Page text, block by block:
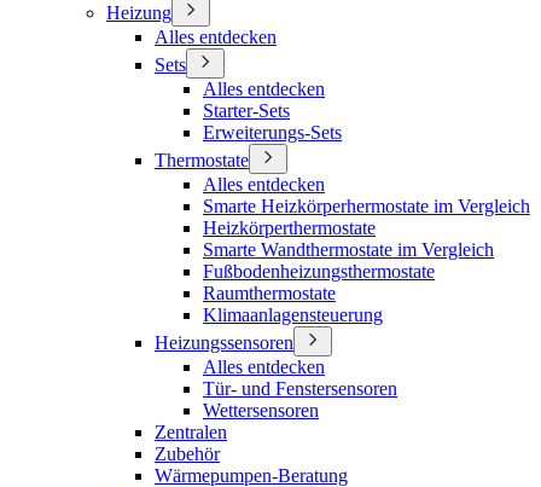
Heizung
Alles entdecken
Sets
Alles entdecken
Starter-Sets
Erweiterungs-Sets
Thermostate
Alles entdecken
Smarte Heizkörperhermostate im Vergleich
Heizkörperthermostate
Smarte Wandthermostate im Vergleich
Fußbodenheizungsthermostate
Raumthermostate
Klimaanlagensteuerung
Heizungssensoren
Alles entdecken
Tür- und Fenstersensoren
Wettersensoren
Zentralen
Zubehör
Wärmepumpen-Beratung